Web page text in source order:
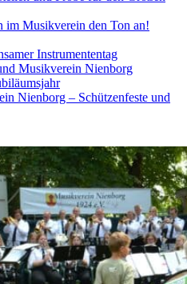
im Musikverein den Ton an!
Instrumententag
Musikverein Nienborg
Nienborg – Schützenfeste und